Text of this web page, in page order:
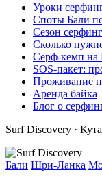
Уроки
Споты Бали
Сезон
Сколько
Серф-кемп на
SOS-пакет:
Проживание
Аренда байка
Блог о
Surf Discovery ·
Бали Шри-Ланка